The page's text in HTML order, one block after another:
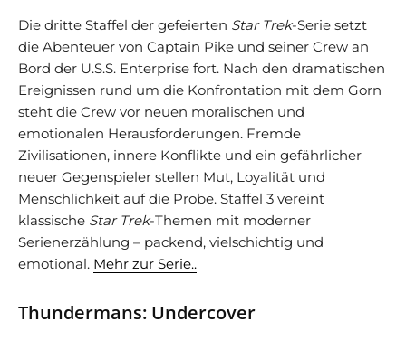
Die dritte Staffel der gefeierten Star Trek-Serie setzt
die Abenteuer von Captain Pike und seiner Crew an
Bord der U.S.S. Enterprise fort. Nach den dramatischen
Ereignissen rund um die Konfrontation mit dem Gorn
steht die Crew vor neuen moralischen und
emotionalen Herausforderungen. Fremde
Zivilisationen, innere Konflikte und ein gefährlicher
neuer Gegenspieler stellen Mut, Loyalität und
Menschlichkeit auf die Probe. Staffel 3 vereint
klassische Star Trek-Themen mit moderner
Serienerzählung – packend, vielschichtig und
emotional. Mehr zur Serie..
Thundermans: Undercover